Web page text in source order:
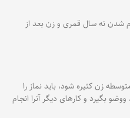
تمام شدن نه سال قمری و زن بعد از
متوسطه زن کثیره شود، باید نماز را
بگیرد و کارهاى دیگر آن‏را انجام